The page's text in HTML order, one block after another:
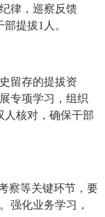
律，巡察反馈
提拔1人。
留存的提拔资
专项学习，组织
人核对，确保干部
察等关键环节，要
强化业务学习，